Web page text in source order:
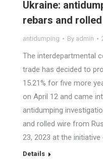
Ukraine:
rebars and
antidumping By admin
The interdepartmental
trade has decided to
15.21% for five more
on April 12 and came
antidumping
and rolled wire from
23, 2023 at the
Details